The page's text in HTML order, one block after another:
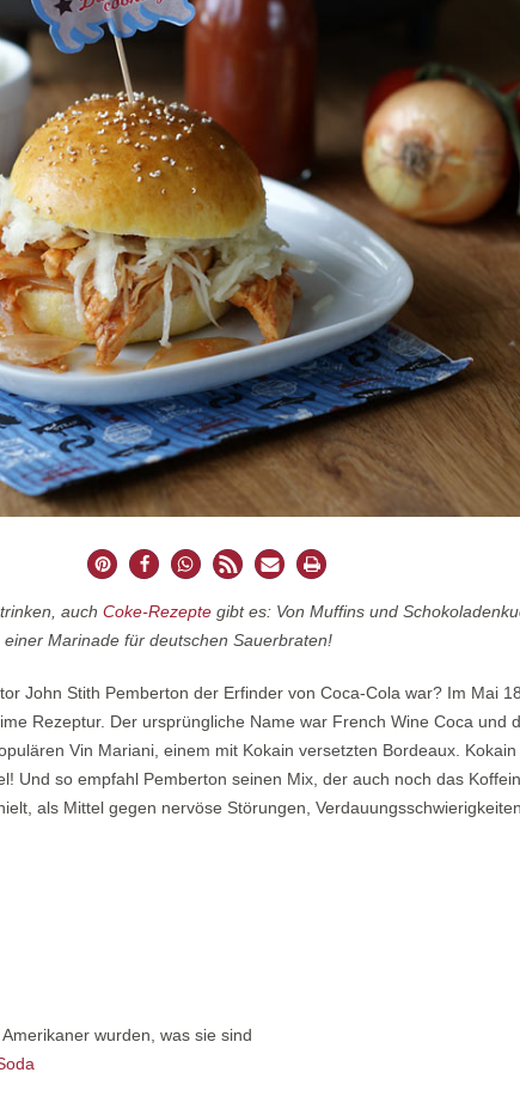
auch Coke-Rezepte gibt es: Von Muffins und
Marinade für deutschen Sauerbraten!
John Stith Pemberton der Erfinder von Coca-Cola war? Im Mai
Rezeptur. Der ursprüngliche Name war French Wine Coca und
Vin Mariani, einem mit Kokain versetzten Bordeaux.
Und so empfahl Pemberton seinen Mix, der auch noch das
als Mittel gegen nervöse Störungen,
wurden, was sie sind